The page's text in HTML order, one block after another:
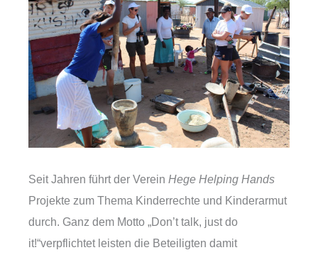
Seit Jahren führt der Verein Hege Helping Hands
Projekte zum Thema Kinderrechte und Kinderarmut
durch. Ganz dem Motto „Don’t talk, just do
it!“verpflichtet leisten die Beteiligten damit